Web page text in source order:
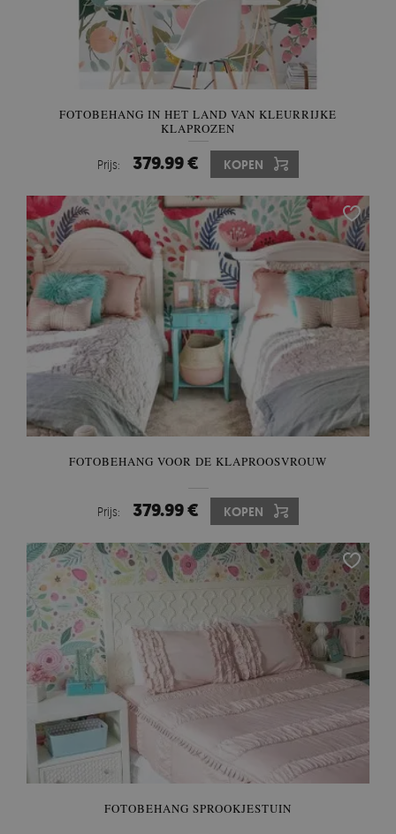
FOTOBEHANG IN HET LAND VAN KLEURRIJKE
KLAPROZEN
Prijs: 379.99 € KOPEN
FOTOBEHANG VOOR DE KLAPROOSVROUW
Prijs: 379.99 € KOPEN
FOTOBEHANG SPROOKJESTUIN